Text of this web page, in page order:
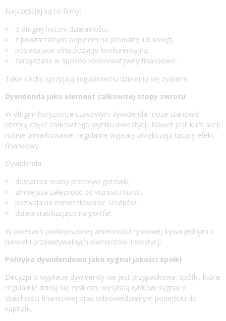
Najczęściej są to firmy:
o długiej historii działalności,
z powtarzalnym popytem na produkty lub usługi,
posiadające silną pozycję konkurencyjną,
zarządzane w sposób konserwatywny finansowo.
Takie cechy sprzyjają regularnemu dzieleniu się zyskiem.
Dywidenda jako element całkowitej stopy zwrotu
W długim horyzoncie czasowym dywidenda może stanowić
istotną część całkowitego wyniku inwestycji. Nawet jeśli kurs akcji
rośnie umiarkowanie, regularne wypłaty zwiększają łączny efekt
finansowy.
Dywidenda:
dostarcza realny przepływ gotówki,
zmniejsza zależność od wzrostu kursu,
pozwala na reinwestowanie środków,
działa stabilizująco na portfel.
W okresach podwyższonej zmienności rynkowej bywa jednym z
niewielu przewidywalnych elementów inwestycji.
Polityka dywidendowa jako sygnał jakości spółki
Decyzja o wypłacie dywidendy nie jest przypadkowa. Spółki, które
regularnie dzielą się zyskiem, wysyłają rynkowi sygnał o
stabilności finansowej oraz odpowiedzialnym podejściu do
kapitału.